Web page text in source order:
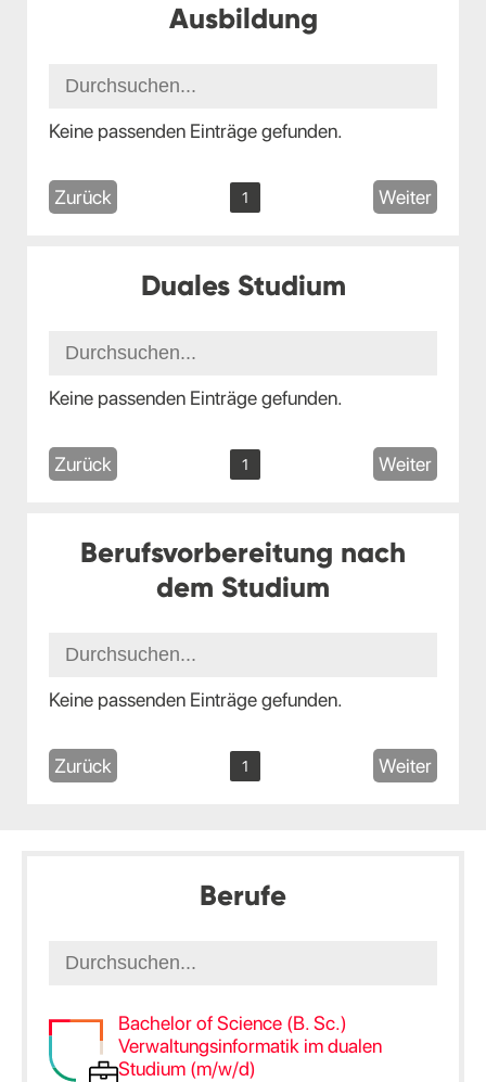
Ausbildung
Keine passenden Einträge gefunden.
Zurück 1 Weiter
Duales Studium
Keine passenden Einträge gefunden.
Zurück 1 Weiter
Berufsvorbereitung nach
dem Studium
Keine passenden Einträge gefunden.
Zurück 1 Weiter
Berufe
Bachelor of Science (B. Sc.)
Verwaltungsinformatik im dualen
Studium (m/w/d)